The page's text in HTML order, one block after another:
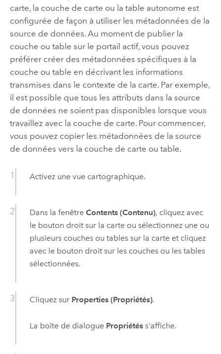
carte, la couche de carte ou la table autonome est
configurée de façon à utiliser les métadonnées de la
source de données. Au moment de publier la
couche ou table sur le portail actif, vous pouvez
préférer créer des métadonnées spécifiques à la
couche ou table en décrivant les informations
transmises dans le contexte de la carte. Par exemple,
il est possible que tous les attributs dans la source
de données ne soient pas disponibles lorsque vous
travaillez avec la couche de carte. Pour commencer,
vous pouvez copier les métadonnées de la source
de données vers la couche de carte ou table.
Activez une vue cartographique.
Dans la fenêtre Contents (Contenu), cliquez avec
le bouton droit sur la carte ou sélectionnez une ou
plusieurs couches ou tables sur la carte et cliquez
avec le bouton droit sur les couches ou les tables
sélectionnées.
Cliquez sur Properties (Propriétés).
La boîte de dialogue Propriétéss'affiche.